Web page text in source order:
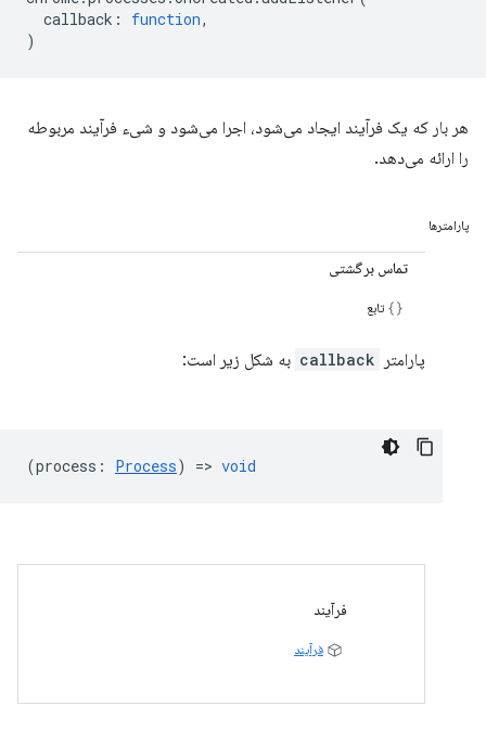
callback : function,
)
هر بار که یک فرآیند ایجاد می‌شود، اجرا می‌شود و شیء فرآیند مربوطه
را ارائه می‌دهد.
پارامترها
تماس برگشتی
تابع
پارامتر callback به شکل زیر است:
(process : Process) => void
فرآیند
فرآیند